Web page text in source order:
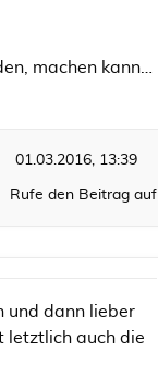
machen kann…
01.03.2016, 13:39
Rufe den Beitrag auf
und dann lieber
letztlich auch die